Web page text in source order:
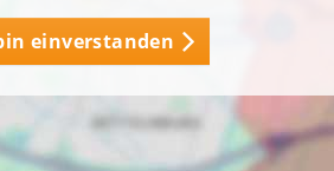
einverstanden